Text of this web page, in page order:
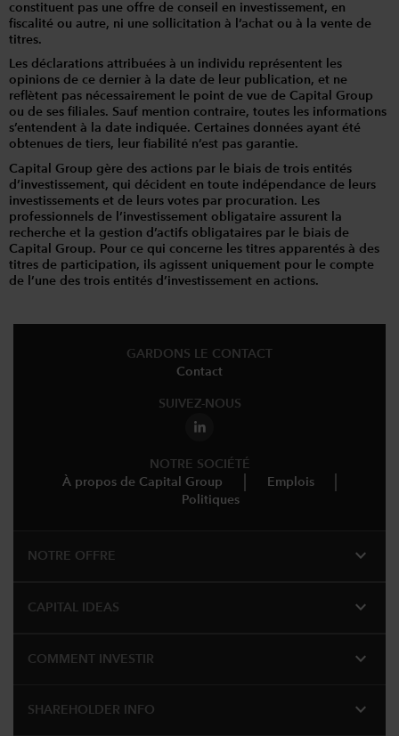
constituent pas une offre de conseil en investissement, en
fiscalité ou autre, ni une sollicitation à l’achat ou à la vente de
titres.
Les déclarations attribuées à un individu représentent les
opinions de ce dernier à la date de leur publication, et ne
reflètent pas nécessairement le point de vue de Capital Group
ou de ses filiales. Sauf mention contraire, toutes les informations
s’entendent à la date indiquée. Certaines données ayant été
obtenues de tiers, leur fiabilité n’est pas garantie.
Capital Group gère des actions par le biais de trois entités
d’investissement, qui décident en toute indépendance de leurs
investissements et de leurs votes par procuration. Les
professionnels de l’investissement obligataire assurent la
recherche et la gestion d’actifs obligataires par le biais de
Capital Group. Pour ce qui concerne les titres apparentés à des
titres de participation, ils agissent uniquement pour le compte
de l’une des trois entités d’investissement en actions.
GARDONS LE CONTACT
Contact
SUIVEZ-NOUS
NOTRE SOCIÉTÉ
À propos de Capital Group
Emplois
Politiques
NOTRE OFFRE expand_more
CAPITAL IDEAS expand_more
COMMENT INVESTIR expand_more
SHAREHOLDER INFO expand_more